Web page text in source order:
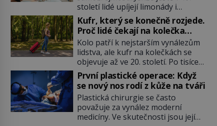
nepoužijete skotskou whisku. Co
se stane? Inu, koktejl bude stále
skvělý, ale už to nebude
Manhattan ale […]
století lidé upíjejí limonády i
koktejly dutými stébly žita nebo
žitné slámy. Fungují sice dobře,
mají ale jednu nepříjemnou
vlastnost po chvíli se rozmáčejí a
nápoji dodávají travnatou příchuť.
Právě tahle drobná nepříjemnost
přivede amerického výrobce
cigaretových náustků k nápadu,
který změní způsob pití po celém
[…]
Kufr, který se konečně rozjede.
Proč lidé čekají na kolečka
téměř pět tisíc let?
Kolo patří k nejstarším vynálezům
lidstva, ale kufr na kolečkách se
objevuje až ve 20. století. Po tisíce
let lidé vláčejí těžká zavazadla v
rukou, na zádech nebo je nakládají
na povozy. Stačí přitom jediný
nápad, připevnit ke kufru kolečka.
Jenže právě ten nikdo dlouho
nedostane. Až jednou se na letišti
První plastické operace: Když
se nový nos rodí z kůže na tváři
Plastická chirurgie se často
považuje za vynález moderní
medicíny. Ve skutečnosti jsou její